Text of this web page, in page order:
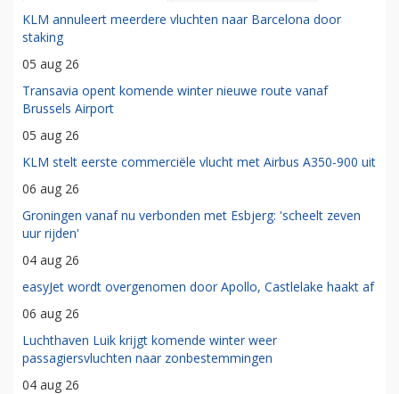
KLM annuleert meerdere vluchten naar Barcelona door
staking
05 aug 26
Transavia opent komende winter nieuwe route vanaf
Brussels Airport
05 aug 26
KLM stelt eerste commerciële vlucht met Airbus A350-900 uit
06 aug 26
Groningen vanaf nu verbonden met Esbjerg: 'scheelt zeven
uur rijden'
04 aug 26
easyJet wordt overgenomen door Apollo, Castlelake haakt af
06 aug 26
Luchthaven Luik krijgt komende winter weer
passagiersvluchten naar zonbestemmingen
04 aug 26